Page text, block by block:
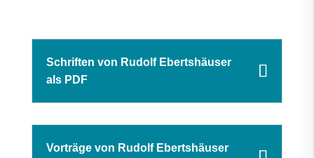
Schriften von Rudolf Ebertshäuser
als PDF
Vorträge von Rudolf Ebertshäuser